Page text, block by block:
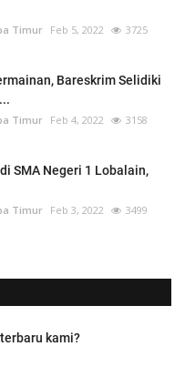
Timur Feb 5, 2022 3725
Bareskrim Selidiki
Timur Feb 4, 2022 3158
SMA Negeri 1 Lobalain,
Timur Feb 3, 2022 3499
kami?